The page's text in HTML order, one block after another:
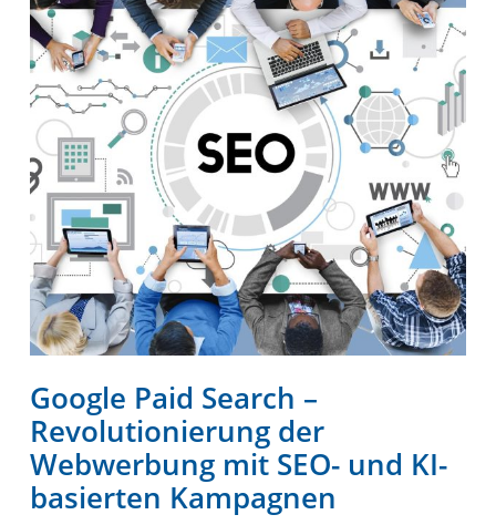
Google Paid Search –
Revolutionierung der
Webwerbung mit SEO- und KI-
basierten Kampagnen